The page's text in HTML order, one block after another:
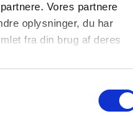
Vores partnere
oplysninger, du har
fra din brug af deres
og spar